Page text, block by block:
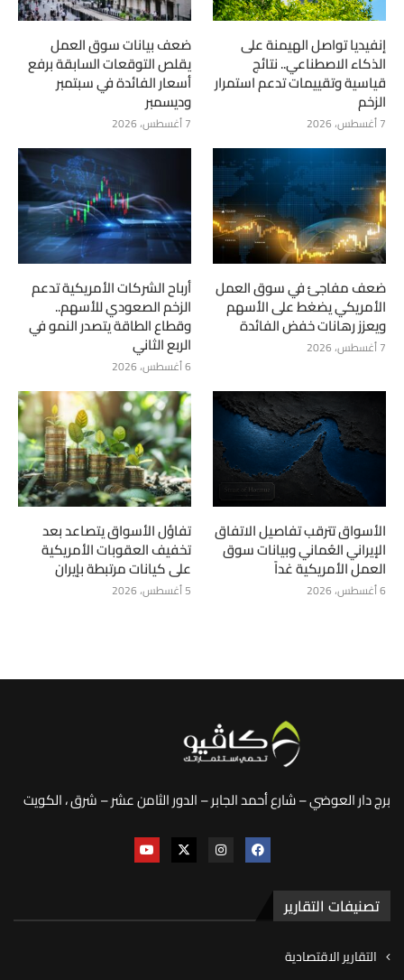
إنفيديا تواصل الهيمنة على
الذكاء الاصطناعي.. نتائج
قياسية وتقييمات تدعم استمرار
الزخم
7 أغسطس، 2026
ضعف بيانات سوق العمل
يقلص التوقعات السابقة برفع
أسعار الفائدة في سبتمبر
وديسمبر
7 أغسطس، 2026
ضعف مفاجئ في سوق العمل
الأمريكي يضغط على الأسهم
ويعزز رهانات خفض الفائدة
7 أغسطس، 2026
أرباح الشركات الأمريكية تدعم
الزخم الصعودي للأسهم..
وقطاع الطاقة يتصدر النمو في
الربع الثاني
6 أغسطس، 2026
الأسواق تترقب تفاصيل الاتفاق
الإيراني العُماني وبيانات سوق
العمل الأمريكية غداً
6 أغسطس، 2026
تفاؤل الأسواق يتصاعد بعد
تخفيف العقوبات الأمريكية
على كيانات مرتبطة بإيران
5 أغسطس، 2026
برج دار العوضي – شارع أحمد الجابر – الدور الثامن عشر – شرق ، الكويت
تصنيفات التقارير
التقارير الاقتصادية